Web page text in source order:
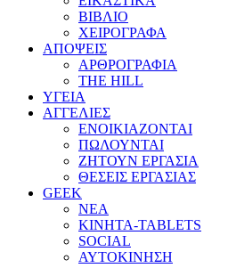
ΒΙΒΛΙΟ
ΧΕΙΡΟΓΡΑΦΑ
ΑΠΟΨΕΙΣ
ΑΡΘΡΟΓΡΑΦΙΑ
THE HILL
ΥΓΕΙΑ
ΑΓΓΕΛΙΕΣ
ΕΝΟΙΚΙΑΖΟΝΤΑΙ
ΠΩΛΟΥΝΤΑΙ
ΖΗΤΟΥΝ ΕΡΓΑΣΙΑ
ΘΕΣΕΙΣ ΕΡΓΑΣΙΑΣ
GEEK
ΝΕΑ
ΚΙΝΗΤΑ-TABLETS
SOCIAL
ΑΥΤΟΚΙΝΗΣΗ